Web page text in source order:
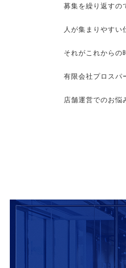
募集を繰り返すの
人が集まりやすい
それがこれからの
有限会社プロスパ
店舗運営でのお悩